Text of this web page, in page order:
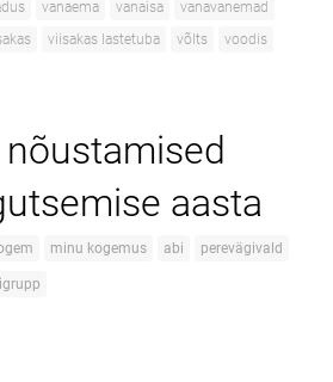
vanaema vanaisa
vanavanemad
viisakas lastetuba võlts voodis
aasta
minu kogemus abi perevägivald